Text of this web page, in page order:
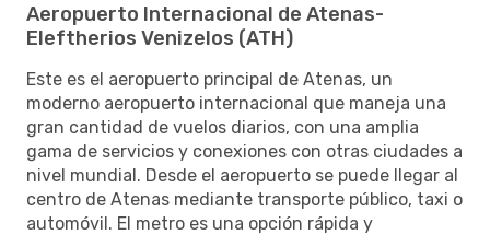
Aeropuerto Internacional de Atenas-
Eleftherios Venizelos (ATH)
Este es el aeropuerto principal de Atenas, un
moderno aeropuerto internacional que maneja una
gran cantidad de vuelos diarios, con una amplia
gama de servicios y conexiones con otras ciudades a
nivel mundial. Desde el aeropuerto se puede llegar al
centro de Atenas mediante transporte público, taxi o
automóvil. El metro es una opción rápida y